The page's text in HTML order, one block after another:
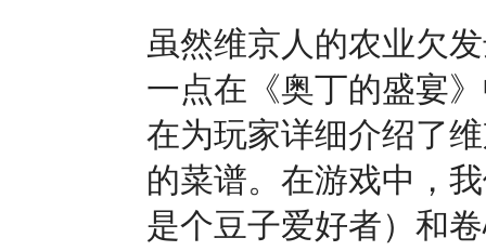
虽然维京人的农业欠
一点在《奥丁的盛宴
在为玩家详细介绍了
的菜谱。在游戏中，
是个豆子爱好者）和